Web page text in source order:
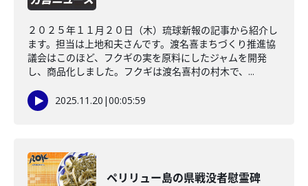
２０２５年１１月２０日（木）琉球新報の記事から紹介し
ます。担当は上地和夫さんです。渡名喜まちづくり推進協
議会はこのほど、フクギの実を原料にしたジャムを開発
し、商品化しました。フクギは渡名喜村の村木で、...
2025.11.20 |00:05:59
ペリリュー島の県戦没者慰霊碑